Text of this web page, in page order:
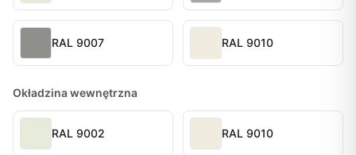
RAL 9007 RAL 9010
Okładzina wewnętrzna
RAL 9002 RAL 9010